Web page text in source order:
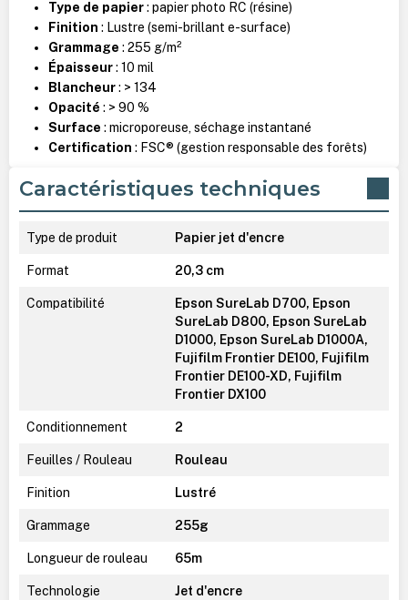
Type de papier: papier photo RC (résine)
Finition : Lustre (semi-brillant e-surface)
Grammage : 255 g/m²
Épaisseur: 10 mil
Blancheur: > 134
Opacité : > 90 %
Surface : microporeuse, séchage instantané
Certification : FSC® (gestion responsable des forêts)
Caractéristiques techniques
Type de produit Papier jet d'encre
Format 20,3 cm
Compatibilité
Epson SureLab D700, Epson
SureLab D800, Epson SureLab
D1000, Epson SureLab D1000A,
Fujifilm Frontier DE100, Fujifilm
Frontier DE100-XD, Fujifilm
Frontier DX100
Conditionnement 2
Feuilles / Rouleau Rouleau
Finition Lustré
Grammage 255g
Longueur de rouleau 65m
Technologie
Jet d'encre